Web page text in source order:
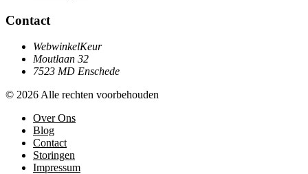
Contact
WebwinkelKeur
Moutlaan 32
7523 MD Enschede
© 2026 Alle rechten voorbehouden
Over Ons
Blog
Contact
Storingen
Impressum